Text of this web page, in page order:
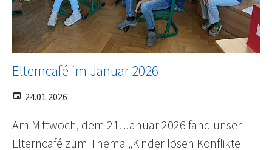
Elterncafé im Januar 2026
24.01.2026
Am Mittwoch, dem 21. Januar 2026 fand unser
Elterncafé zum Thema „Kinder lösen Konflikte